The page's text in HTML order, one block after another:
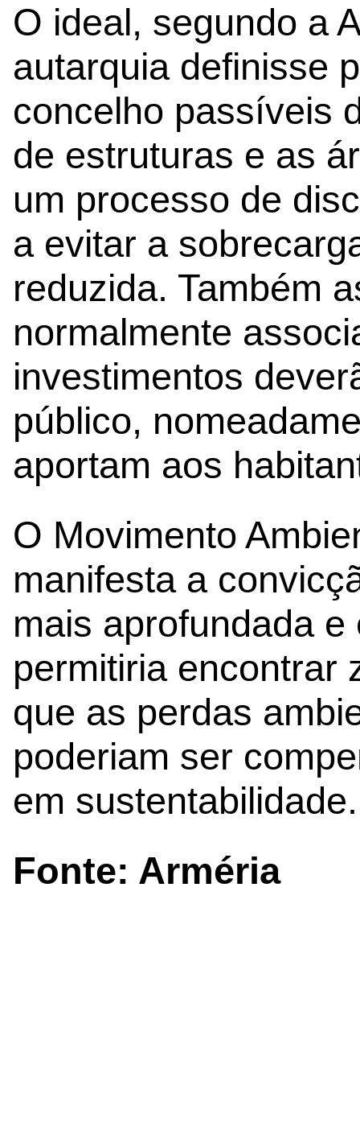
O ideal, segundo a
autarquia definisse
concelho passíveis
de estruturas e as
um processo de
a evitar a
reduzida. Também
normalmente
investimentos
público,
aportam aos
O Movimento
manifesta a
mais aprofundada
permitiria encontrar
que as perdas
poderiam ser
em sustentabilidade.
Fonte: Arméria